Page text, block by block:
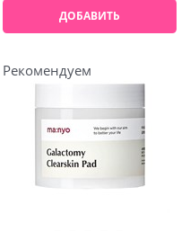
ДОБАВИТЬ
Рекомендуем